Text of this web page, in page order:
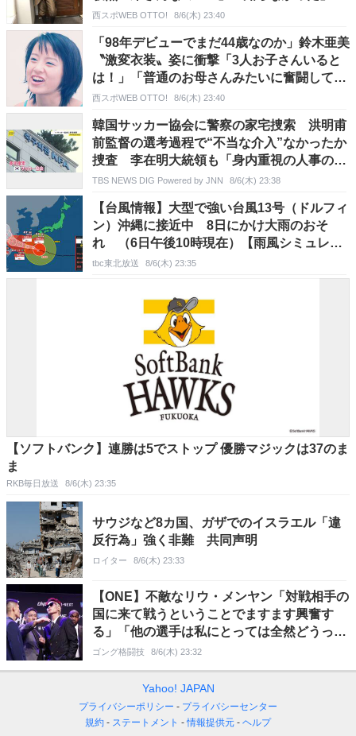
西スポWEB OTTO! 8/6(木) 23:40
「98年デビューでまだ44歳なのか」鈴木亜美
〝激変衣装〟姿に衝撃「3人お子さんいると
は！」「普通のお母さんみたいに奮闘してる
んだなと好感」
西スポWEB OTTO! 8/6(木) 23:40
韓国サッカー協会に警察の家宅捜索 洪明甫
前監督の選考過程で“不当な介入”なかったか
捜査 李在明大統領も「身内重視の人事の失
敗」痛烈批判
TBS NEWS DIG Powered by JNN 8/6(木) 23:38
【台風情報】大型で強い台風13号（ドルフィ
ン）沖縄に接近中 8日にかけ大雨のおそ
れ （6日午後10時現在）【雨風シミュレー
ション（6日〜11日）】
tbc東北放送 8/6(木) 23:35
【ソフトバンク】連勝は5でストップ 優勝マジックは37のま
ま
RKB毎日放送 8/6(木) 23:35
サウジなど8カ国、ガザでのイスラエル「違
反行為」強く非難 共同声明
ロイター 8/6(木) 23:33
【ONE】不敵なリウ・メンヤン「対戦相手の
国に来て戦うということでますます興奮す
る」「他の選手は私にとっては全然どうって
ことはない」
ゴング格闘技 8/6(木) 23:32
Yahoo! JAPAN
プライバシーポリシー
プライバシーセンター
規約
ステートメント 情報提供元
ヘルプ